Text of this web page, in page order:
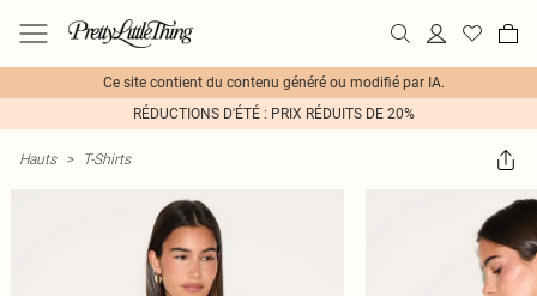
Ce site contient du contenu généré ou modifié par IA.
RÉDUCTIONS D'ÉTÉ : PRIX RÉDUITS DE 20%
Hauts > T-Shirts